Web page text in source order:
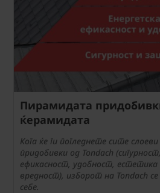
Пирамидата
ќерамидата
Кога ќе ги погледнете сите
придобивки од Tondach
ефикасност, удобност, естетика
вредност), изборот на Tondach
себе.